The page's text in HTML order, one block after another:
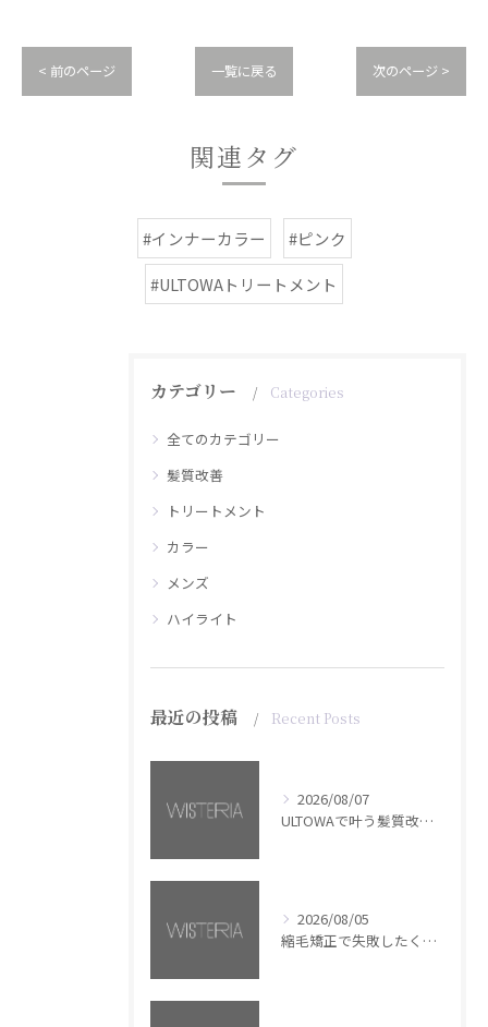
< 前のページ 一覧に戻る 次のページ >
関連タグ
#インナーカラー
#ピンク
#ULTOWAトリートメント
カテゴリー Categories
全てのカテゴリー
髪質改善
トリートメント
カラー
メンズ
ハイライト
最近の投稿 Recent Posts
2026/08/07
ULTOWAで叶う髪質改善美髪カラー【銀座・美容室WISTERIA】
2026/08/05
縮毛矯正で失敗したくない方へ【銀座・美容室WISTERIA】